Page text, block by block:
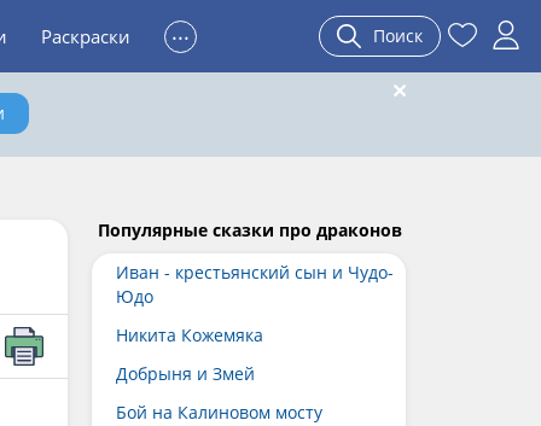
Раскраски ... Поиск
Популярные сказки про драконов
Иван - крестьянский сын и Чудо-
Юдо
Никита Кожемяка
Добрыня и Змей
Бой на Калиновом мосту